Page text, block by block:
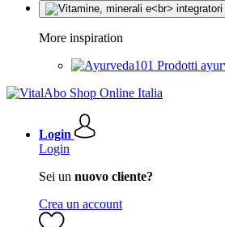
More inspiration
Prodotti
Login
Login
Sei un nuovo cliente?
Crea un account